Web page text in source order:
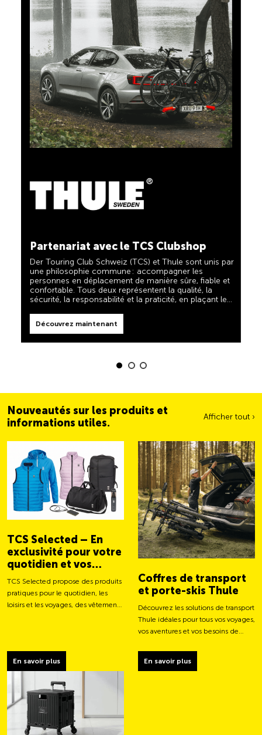
une philosophie commune : accompagner les
personnes en déplacement de manière sûre, fiable et
sécurité, la responsabilité et la praticité, en plaçant les
besoins des voyageurs et des familles actives au
centre de leurs priorités.
Découvrez maintenant
5 % de cashback
TCS, et recevez automatiquement 5 % de cashback.
La TCS Member Mastercard est à la fois carte de
membre, carte de paiement et carte d’épargne, et
reste gratuite à vie pour les membres du TCS.
à mes côtés » et vous être d'une aide fiable et utile
lorsque vous êtes en déplacement. Vous reconnaîtrez
label « Always by my side ».
Découvrez maintenant
Nouveautés sur les produits et
informations utiles.
Afficher tout ›
TCS Selected – En
exclusivité pour votre
quotidien et vos
aventures
TCS Selected propose des produits
pratiques pour le quotidien, les
loisirs et les voyages, des vêtements
En savoir plus
Coffres de transport
et porte-skis Thule
Découvrez les solutions de transport
Thule idéales pour tous vos voyages,
vos aventures et vos besoins de
En savoir plus